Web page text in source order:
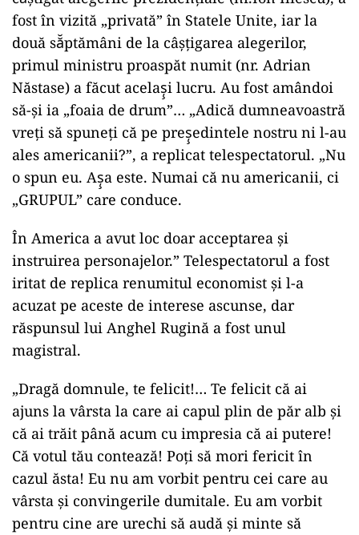
fost în vizită „privată” în Statele Unite, iar la
două să̆ptămâni de la câşţigarea alegerilor,
primul ministru proaspăt numit (nr. Adrian
Năstase) a făcut acelaş̧i lucru. Au fost amândoi
să-şi ia „foaia de drum”… „Adică dumneavoastră
vreţi să spuneţi că pe preş̧edintele nostru ni l-au
ales americanii?”, a replicat telespectatorul. „Nu
o spun eu. Aş̧a este. Numai că nu americanii, ci
„GRUPUL” care conduce.
În America a avut loc doar acceptarea şi
instruirea personajelor.” Telespectatorul a fost
iritat de replica renumitul economist şi l-a
acuzat pe aceste de interese ascunse, dar
răspunsul lui Anghel Rugină a fost unul
magistral.
„Dragă domnule, te felicit!… Te felicit că ai
ajuns la vârsta la care ai capul plin de păr alb şi
că ai trăit până acum cu impresia că ai putere!
Că votul tău contează! Poţi să mori fericit în
cazul ăsta! Eu nu am vorbit pentru cei care au
vârsta şi convingerile dumitale. Eu am vorbit
pentru cine are urechi să audă şi minte să